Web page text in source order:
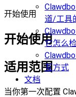
道/工具
它怎么检
互方式
文档
开始使用
开始使用
适用范围
当你第一次配置